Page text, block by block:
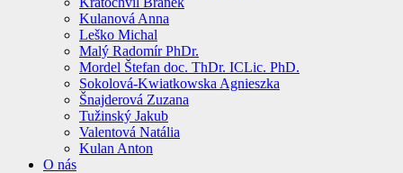
Kulanová Anna
Leško Michal
Malý Radomír PhDr.
Mordel Štefan doc. ThDr. ICLic. PhD.
Sokolová-Kwiatkowska Agnieszka
Šnajderová Zuzana
Tužinský Jakub
Valentová Natália
Kulan Anton
O nás